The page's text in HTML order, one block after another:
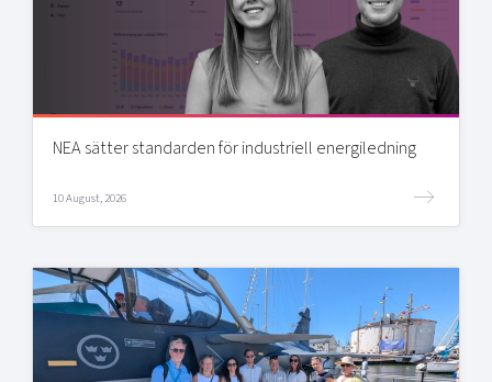
NEA sätter standarden för industriell energiledning
10 August, 2026